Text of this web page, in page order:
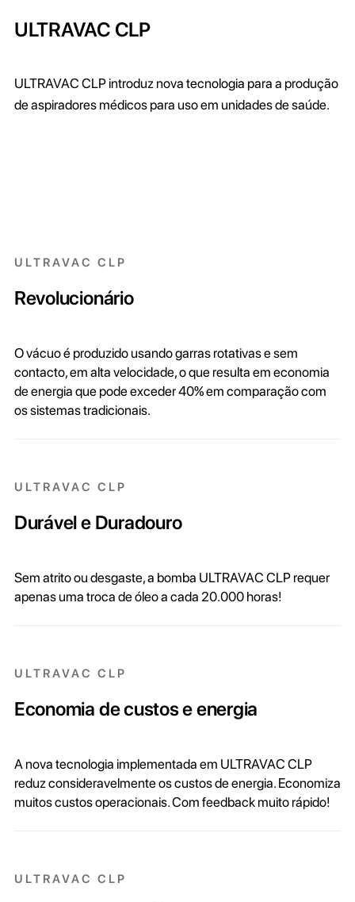
ULTRAVAC CLP
ULTRAVAC CLP introduz nova tecnologia para a produção
de aspiradores médicos para uso em unidades de saúde.
ULTRAVAC CLP
Revolucionário
O vácuo é produzido usando garras rotativas e sem
contacto, em alta velocidade, o que resulta em economia
de energia que pode exceder 40% em comparação com
os sistemas tradicionais.
ULTRAVAC CLP
Durável e Duradouro
Sem atrito ou desgaste, a bomba ULTRAVAC CLP requer
apenas uma troca de óleo a cada 20.000 horas!
ULTRAVAC CLP
Economia de custos e energia
A nova tecnologia implementada em ULTRAVAC CLP
reduz consideravelmente os custos de energia. Economiza
muitos custos operacionais. Com feedback muito rápido!
ULTRAVAC CLP